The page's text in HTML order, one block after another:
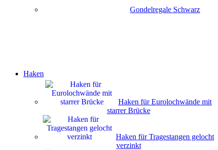
Gondelregale Schwarz
Haken
Haken für Eurolochwände mit
starrer Brücke
Haken für Tragestangen gelocht
verzinkt